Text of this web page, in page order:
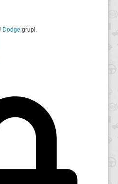
Dodge grupi.